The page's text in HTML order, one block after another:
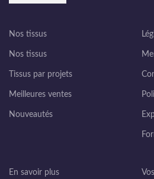
Nos tissus
Nos tissus
Tissus par projets
Meilleures ventes
Nouveautés
En savoir plus